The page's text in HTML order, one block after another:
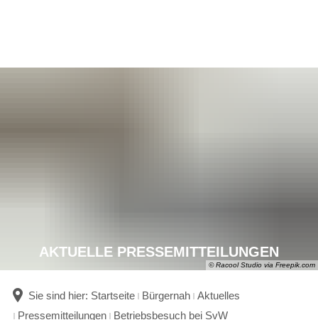
© Racool Studio via Freepik.com
AKTUELLE PRESSEMITTEILUNGEN
Sie sind hier: Startseite Bürgernah Aktuelles
Pressemitteilungen
Betriebsbesuch bei SvW